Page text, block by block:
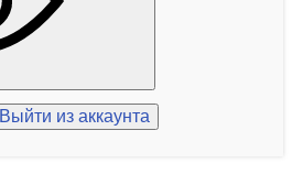
Выйти из аккаунта